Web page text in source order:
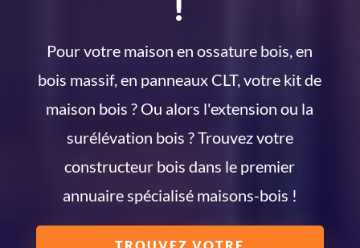
!
Pour votre maison en ossature bois, en
bois massif, en panneaux CLT, votre kit de
maison bois ? Ou alors l'extension ou la
surélévation bois ? Trouvez votre
constructeur bois dans le premier
annuaire spécialisé maisons-bois !